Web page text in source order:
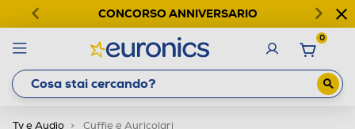
CONCORSO ANNIVERSARIO
0
Tv e Audio Cuffie e Auricolari